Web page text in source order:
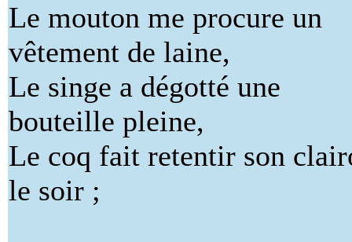
Le mouton me procure un
vêtement de laine,
Le singe a dégotté une
bouteille pleine,
Le coq fait retentir son
le soir ;